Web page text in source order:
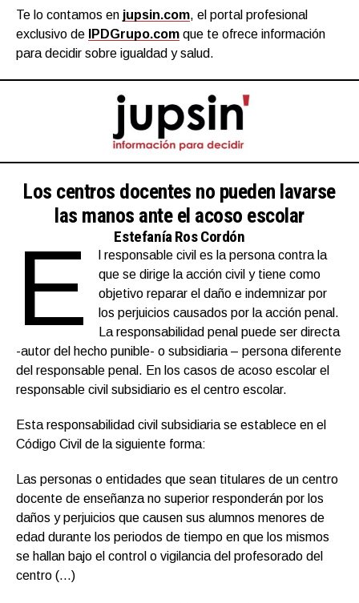
Te lo contamos en jupsin.com, el portal profesional
exclusivo de
IPDGrupo.com que te ofrece información
para decidir sobre igualdad y salud.
Los centros docentes no pueden lavarse
las manos ante el acoso escolar
Estefanía Ros Cordón
E
l responsable civil es la persona contra la
que se dirige la acción civil y tiene como
objetivo reparar el daño e indemnizar por
los perjuicios causados por la acción penal.
La responsabilidad penal puede ser directa
-autor del hecho punible- o subsidiaria – persona diferente
del responsable penal. En los casos de acoso escolar el
responsable civil subsidiario es el centro escolar.
Esta responsabilidad civil subsidiaria se establece en el
Código Civil de la siguiente forma:
Las personas o entidades que sean titulares de un centro
docente de enseñanza no superior responderán por los
daños y perjuicios que causen sus alumnos menores de
edad durante los periodos de tiempo en que los mismos
se hallan bajo el control o vigilancia del profesorado del
centro (…)